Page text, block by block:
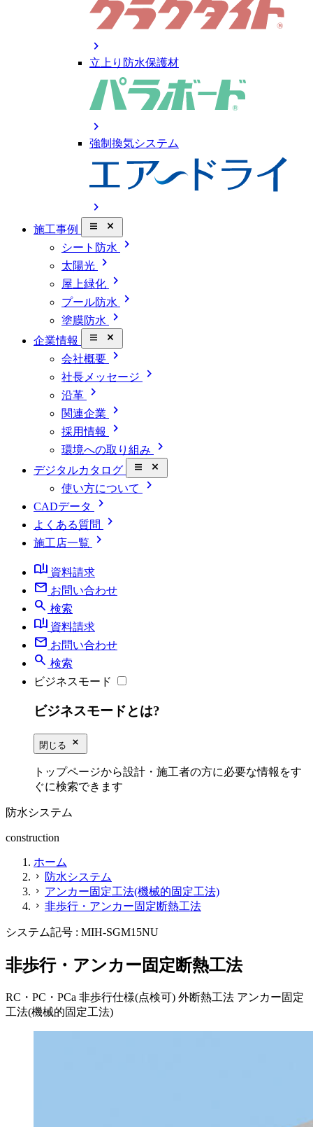
chevron_right
立上り防水保護材
chevron_right
強制換気システム
chevron_right
施工事例 close_small
シート防水 chevron_right
太陽光 chevron_right
屋上緑化 chevron_right
プール防水 chevron_right
塗膜防水 chevron_right
企業情報 close_small
会社概要 chevron_right
社長メッセージ chevron_right
沿革 chevron_right
関連企業 chevron_right
採用情報 chevron_right
環境への取り組み chevron_right
デジタルカタログ close_small
使い方について chevron_right
CADデータ chevron_right
よくある質問 chevron_right
施工店一覧
chevron_right
book_ribbon 資料請求
mail お問い合わせ
search 検索
book_ribbon 資料請求
mail お問い合わせ
search 検索
ビジネスモード
ビジネスモードとは?
閉じる close_small
トップページから設計・施工者の方に必要な情報をす
ぐに検索できます
防水システム
construction
ホーム
chevron_right 防水システム
chevron_right アンカー固定工法(機械的固定工法)
chevron_right 非歩行・アンカー固定断熱工法
システム記号 : MIH-SGM15NU
非歩行・アンカー固定断熱工法
RC・PC・PCa 非歩行仕様(点検可) 外断熱工法 アンカー固定
工法(機械的固定工法)